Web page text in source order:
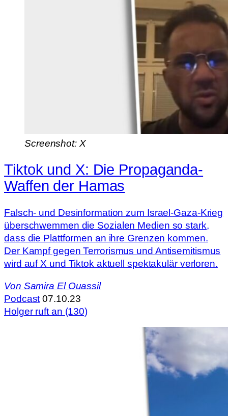
Screenshot: X
Tiktok und X: Die Propaganda-
Waffen der Hamas
Falsch- und Desinformation zum Israel-Gaza-Krieg
überschwemmen die Sozialen Medien so stark,
dass die Plattformen an ihre Grenzen kommen.
Der Kampf gegen Terrorismus und Antisemitismus
wird auf X und Tiktok aktuell spektakulär verloren.
Von Samira El Ouassil
Podcast 07.10.23
Holger ruft an (130)